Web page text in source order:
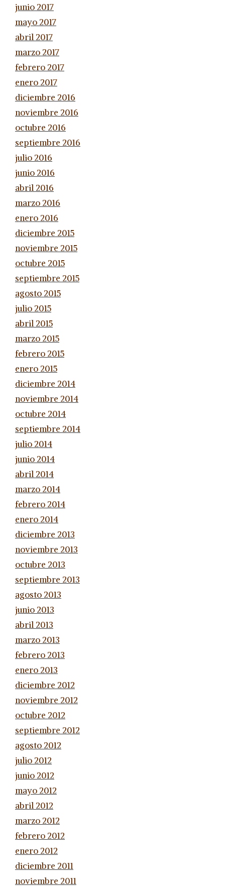
junio 2017
mayo 2017
abril 2017
marzo 2017
febrero 2017
enero 2017
diciembre 2016
noviembre 2016
octubre 2016
septiembre 2016
julio 2016
junio 2016
abril 2016
marzo 2016
enero 2016
diciembre 2015
noviembre 2015
octubre 2015
septiembre 2015
agosto 2015
julio 2015
abril 2015
marzo 2015
febrero 2015
enero 2015
diciembre 2014
noviembre 2014
octubre 2014
septiembre 2014
julio 2014
junio 2014
abril 2014
marzo 2014
febrero 2014
enero 2014
diciembre 2013
noviembre 2013
octubre 2013
septiembre 2013
agosto 2013
junio 2013
abril 2013
marzo 2013
febrero 2013
enero 2013
diciembre 2012
noviembre 2012
octubre 2012
septiembre 2012
agosto 2012
julio 2012
junio 2012
mayo 2012
abril 2012
marzo 2012
febrero 2012
enero 2012
diciembre 2011
noviembre 2011